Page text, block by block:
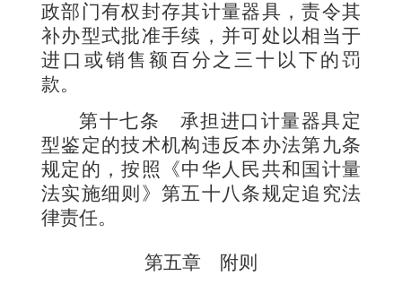
政部门有权封存其计量器具，责令其
补办型式批准手续，并可处以相当于
进口或销售额百分之三十以下的罚
款。
第十七条 承担进口计量器具定
型鉴定的技术机构违反本办法第九条
规定的，按照《中华人民共和国计量
法实施细则》第五十八条规定追究法
律责任。
第五章 附则